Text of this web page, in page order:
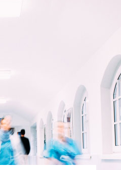
0172 - 377 2436
Gefäß- und
Thoraxhotline